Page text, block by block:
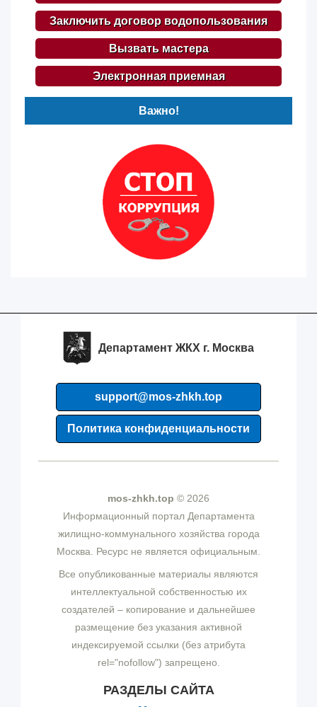
Заключить договор водопользования
Вызвать мастера
Электронная приемная
Важно!
Департамент ЖКХ г. Москва
support@mos-zhkh.top
Политика конфиденциальности
mos-zhkh.top © 2026
Информационный портал Департамента
жилищно-коммунального хозяйства города
Москва. Ресурс не является официальным.
Все опубликованные материалы являются
интеллектуальной собственностью их
создателей – копирование и дальнейшее
размещение без указания активной
индексируемой ссылки (без атрибута
rel="nofollow") запрещено.
РАЗДЕЛЫ САЙТА